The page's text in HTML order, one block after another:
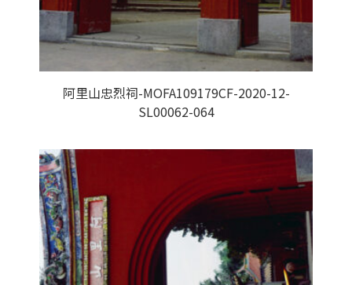
阿里山忠烈祠-MOFA109179CF-2020-12-
SL00062-064